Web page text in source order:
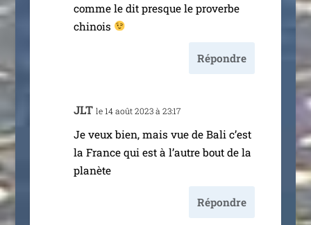
comme le dit presque le pro­verbe
chinois
Répondre
JLT le 14 août 2023 à 23:17
Je veux bien, mais vue de Bali c’est
la France qui est à l’autre bout de la
planète
Répondre